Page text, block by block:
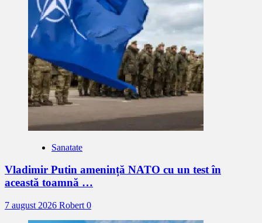
Sanatate
Vladimir Putin amenință NATO cu un test în
această toamnă …
7 august 2026 Robert 0